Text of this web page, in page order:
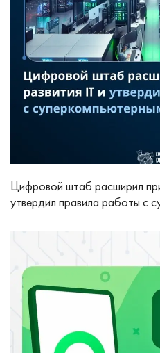
Цифровой штаб расширил
утвердил правила работы с